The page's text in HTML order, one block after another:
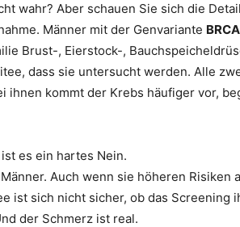
wahr? Aber schauen Sie sich die
Männer mit der Genvariante
Brust-, Eierstock-,
dass sie untersucht werden. Alle
ihnen kommt der Krebs häufiger vor,
es ein hartes Nein.
Auch wenn sie höheren
ist sich nicht sicher, ob das Screening
der Schmerz ist real.